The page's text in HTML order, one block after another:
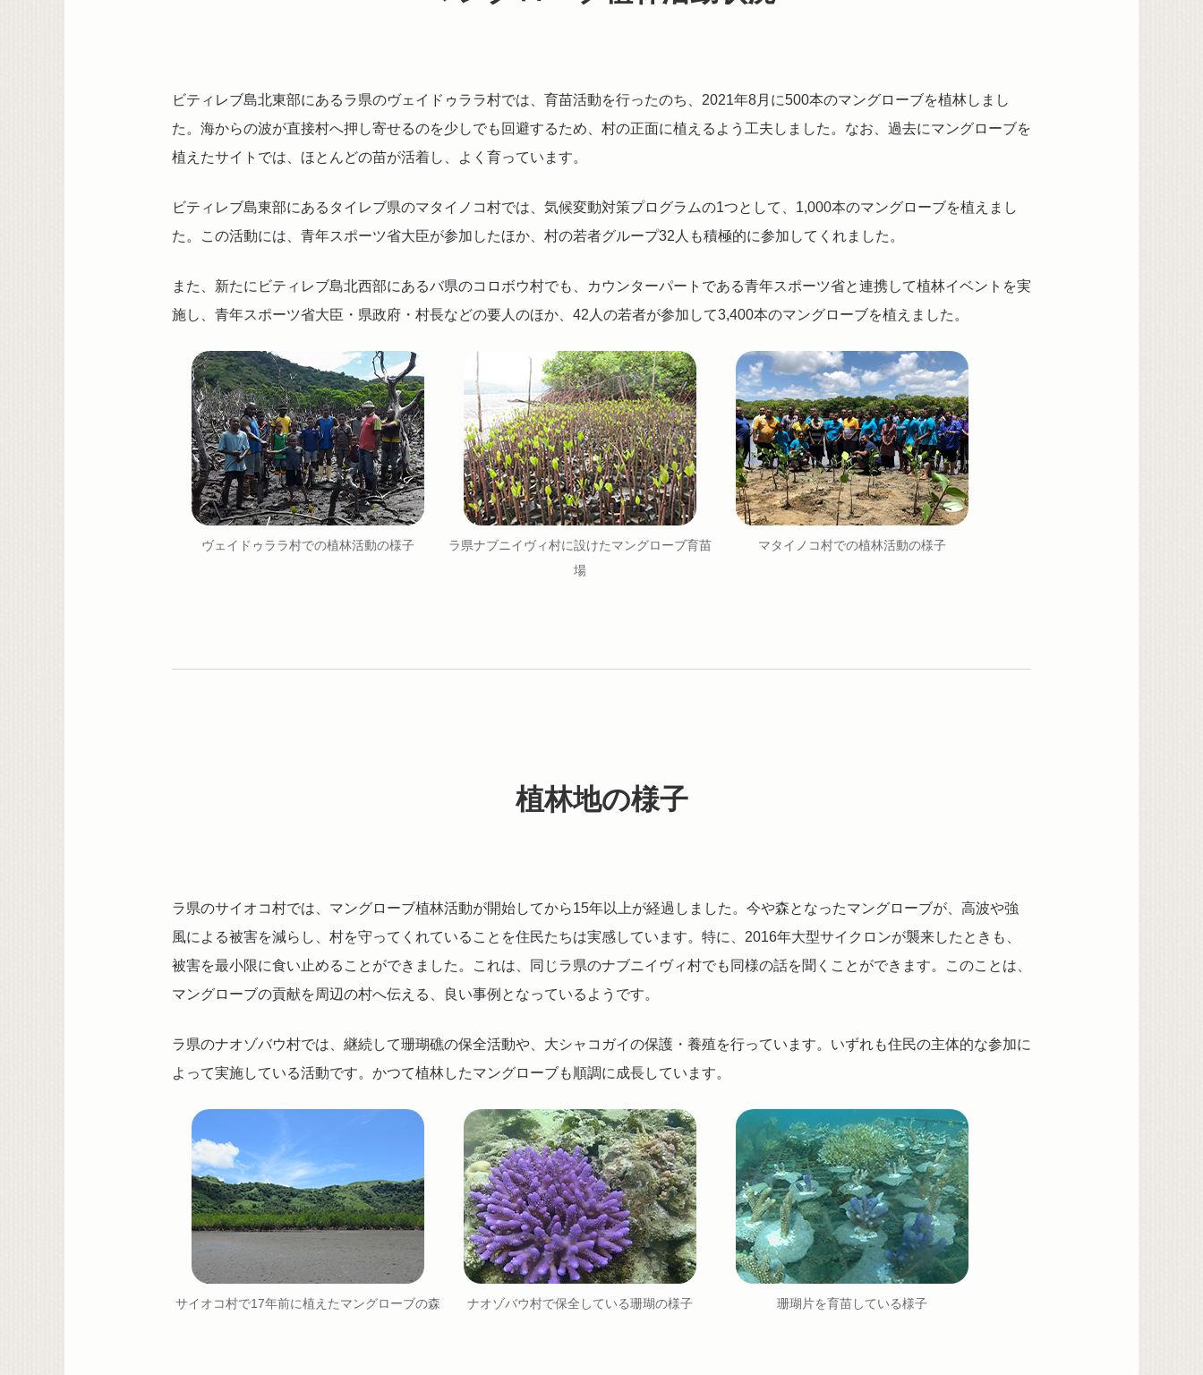
ビティレブ島北東部にあるラ県のヴェイドゥララ村では、育苗活動を行ったのち、2021年8月に500本のマングローブを植林しまし
た。海からの波が直接村へ押し寄せるのを少しでも回避するため、村の正面に植えるよう工夫しました。なお、過去にマングローブを
植えたサイトでは、ほとんどの苗が活着し、よく育っています。
ビティレブ島東部にあるタイレブ県のマタイノコ村では、気候変動対策プログラムの1つとして、1,000本のマングローブを植えまし
た。この活動には、青年スポーツ省大臣が参加したほか、村の若者グループ32人も積極的に参加してくれました。
また、新たにビティレブ島北西部にあるバ県のコロボウ村でも、カウンターパートである青年スポーツ省と連携して植林イベントを実
施し、青年スポーツ省大臣・県政府・村長などの要人のほか、42人の若者が参加して3,400本のマングローブを植えました。
ヴェイドゥララ村での植林活動の様子
ラ県ナブニイヴィ村に設けたマングローブ育苗
場
マタイノコ村での植林活動の様子
植林地の様子
ラ県のサイオコ村では、マングローブ植林活動が開始してから15年以上が経過しました。今や森となったマングローブが、高波や強
風による被害を減らし、村を守ってくれていることを住民たちは実感しています。特に、2016年大型サイクロンが襲来したときも、
被害を最小限に食い止めることができました。これは、同じラ県のナブニイヴィ村でも同様の話を聞くことができます。このことは、
マングローブの貢献を周辺の村へ伝える、良い事例となっているようです。
ラ県のナオゾバウ村では、継続して珊瑚礁の保全活動や、大シャコガイの保護・養殖を行っています。いずれも住民の主体的な参加に
よって実施している活動です。かつて植林したマングローブも順調に成長しています。
サイオコ村で17年前に植えたマングローブの森 ナオゾバウ村で保全している珊瑚の様子 珊瑚片を育苗している様子